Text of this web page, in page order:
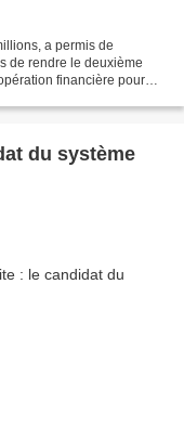
a permis de
de rendre le deuxième
financière pour
du système